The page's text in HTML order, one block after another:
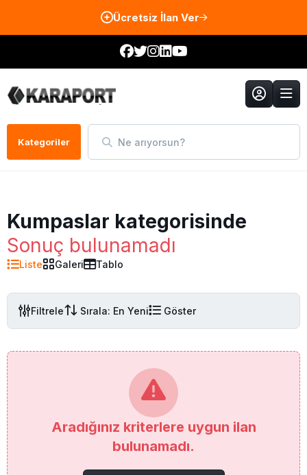
Ücretsiz İlan Ver
Kategoriler Ne arıyorsun?
Kumpaslar kategorisinde
Sonuç bulunamadı
Liste Galeri Tablo
Filtrele Sırala: En Yeni Göster
Aradığınız kriterlere uygun ilan
bulunamadı.